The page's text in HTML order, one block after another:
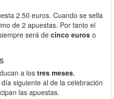
2.50 euros. Cuando se sella
de 2 apuestas. Por tanto el
será decinco euros o
a los tres meses,
siguiente al de la celebración
las apuestas.